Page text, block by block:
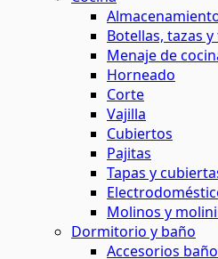
Botellas, tazas
Menaje de
Horneado
Corte
Vajilla
Cubiertos
Pajitas
Tapas y
Molinos y
Dormitorio y baño
Accesorios baño